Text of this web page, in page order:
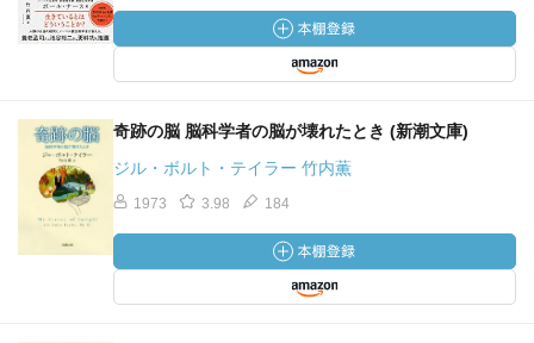
奇跡の脳 脳科学者の脳が壊れたとき (新潮文庫)
ジル・ボルト・テイラー 竹内薫
1973 3.98 184